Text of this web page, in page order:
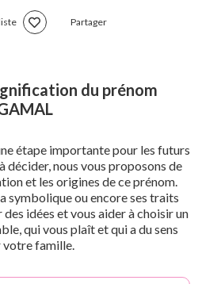
Partager
du prénom
étape importante pour les futurs
décider, nous vous proposons de
et les origines de ce prénom.
symbolique ou encore ses traits
idées et vous aider à choisir un
qui vous plaît et qui a du sens
votre famille.